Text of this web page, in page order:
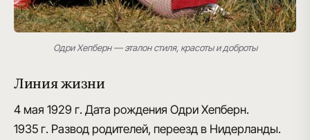
Одри Хепберн — эталон стиля, красоты и доброты
Линия жизни
4 мая 1929 г. Дата рождения Одри Хепберн.
1935 г. Развод родителей, переезд в Нидерланды.